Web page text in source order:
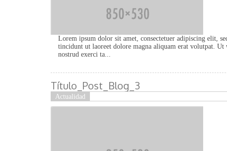
Lorem ipsum dolor sit amet, consectetuer adipiscing elit,
tincidunt ut laoreet dolore magna aliquam erat volutpat.
nostrud exerci ta...
Título_Post_Blog_3
Actualidad